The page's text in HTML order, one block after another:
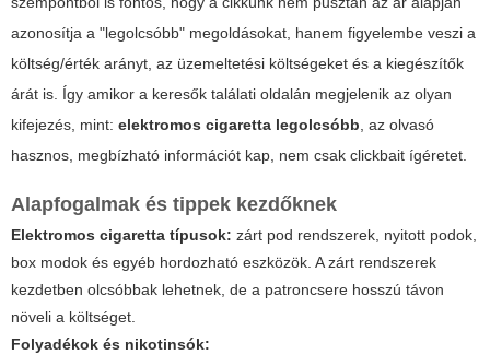
azonosítja a "legolcsóbb" megoldásokat, hanem figyelembe veszi a
költség/érték arányt, az üzemeltetési költségeket és a kiegészítők
árát is. Így amikor a keresők találati oldalán megjelenik az olyan
kifejezés, mint: elektromos cigaretta legolcsóbb, az olvasó
hasznos, megbízható információt kap, nem csak clickbait ígéretet.
Alapfogalmak és tippek kezdőknek
Elektromos cigaretta típusok: zárt pod rendszerek, nyitott podok,
box modok és egyéb hordozható eszközök. A zárt rendszerek
kezdetben olcsóbbak lehetnek, de a patroncsere hosszú távon
növeli a költséget.
Folyadékok és nikotinsók: